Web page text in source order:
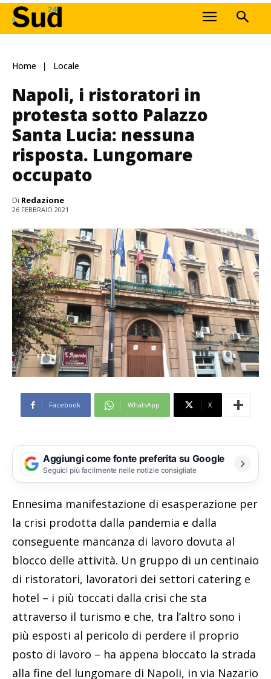
Home Locale
Napoli, i ristoratori in
protesta sotto Palazzo
Santa Lucia: nessuna
risposta. Lungomare
occupato
Di Redazione
26 FEBBRAIO 2021
Facebook WhatsApp X
Aggiungi come fonte preferita su Google
Seguici più facilmente nelle notizie consigliate
Ennesima manifestazione di esasperazione per
la crisi prodotta dalla pandemia e dalla
conseguente mancanza di lavoro dovuta al
blocco delle attività. Un gruppo di un centinaio
di ristoratori, lavoratori dei settori catering e
hotel – i più toccati dalla crisi che sta
attraverso il turismo e che, tra l’altro sono i
più esposti al pericolo di perdere il proprio
posto di lavoro – ha appena bloccato la strada
alla fine del lungomare di Napoli, in via Nazario